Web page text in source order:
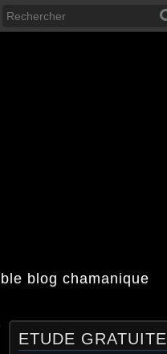
blog chamanique
ETUDE GRATUITE